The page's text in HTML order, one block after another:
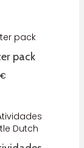
pack
€